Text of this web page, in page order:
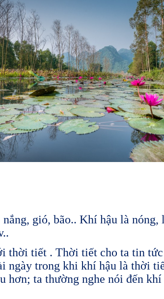
gió, bão.. Khí hậu là
thời tiết . Thời tiết cho ta tin tức
ngày trong khi khí hậu là thời
hơn; ta thường nghe nói đến